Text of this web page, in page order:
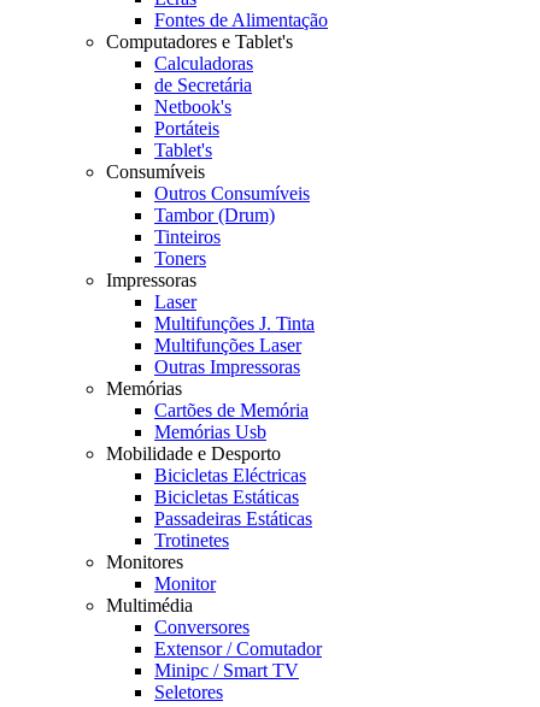
Fontes de Alimentação
Computadores e Tablet's
Calculadoras
de Secretária
Netbook's
Portáteis
Tablet's
Consumíveis
Outros Consumíveis
Tambor (Drum)
Tinteiros
Toners
Impressoras
Laser
Multifunções J. Tinta
Multifunções Laser
Outras Impressoras
Memórias
Cartões de Memória
Memórias Usb
Mobilidade e Desporto
Bicicletas Eléctricas
Bicicletas Estáticas
Passadeiras Estáticas
Trotinetes
Monitores
Monitor
Multimédia
Conversores
Extensor / Comutador
Minipc / Smart TV
Seletores